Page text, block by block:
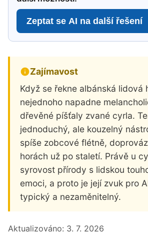
Zeptat se AI na další řešení
Zajímavost
Když se řekne albánská lidová
nejednoho napadne
dřevěné píšťaly zvané cyrla.
jednoduchý, ale kouzelný
spíše zobcové flétně,
horách už po staletí. Právě u
syrovost přírody s lidskou
emoci, a proto je její zvuk pro
typický a nezaměnitelný.
Aktualizováno: 3. 7. 2026